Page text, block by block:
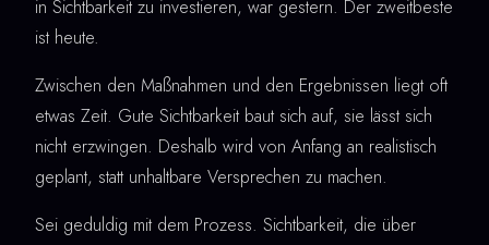
in Sichtbarkeit zu investieren, war gestern. Der zweitbeste
ist heute.
Zwischen den Maßnahmen und den Ergebnissen liegt oft
etwas Zeit. Gute Sichtbarkeit baut sich auf, sie lässt sich
nicht erzwingen. Deshalb wird von Anfang an realistisch
geplant, statt unhaltbare Versprechen zu machen.
Sei geduldig mit dem Prozess. Sichtbarkeit, die über